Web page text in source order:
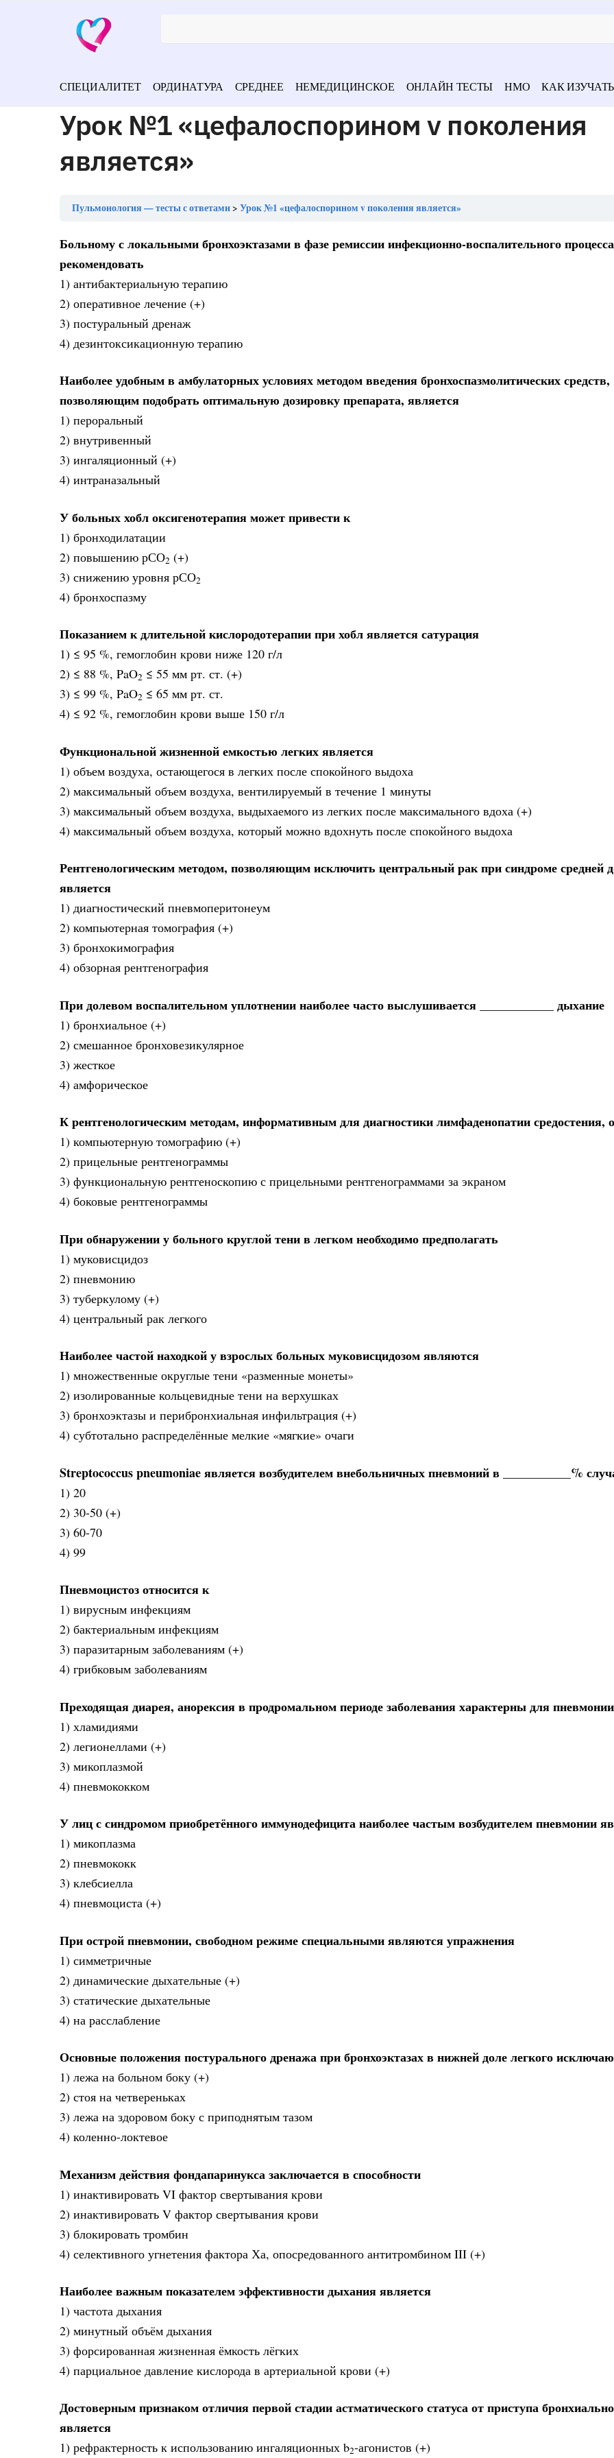
СПЕЦИАЛИТЕТ ОРДИНАТУРА СРЕДНЕЕ НЕМЕДИЦИНСКОЕ ОНЛАЙН ТЕСТЫ НМО КАК ИЗУЧАТЬ
Урок №1 «цефалоспорином v поколения
является»
Пульмонология — тесты с ответами Урок №1 «цефалоспорином v поколения является»
Больному с локальными бронхоэктазами в фазе ремиссии инфекционно-воспалительного процесса
рекомендовать
1) антибактериальную терапию
2) оперативное лечение (+)
3) постуральный дренаж
4) дезинтоксикационную терапию
Наиболее удобным в амбулаторных условиях методом введения бронхоспазмолитических средств,
позволяющим подобрать оптимальную дозировку препарата, является
1) пероральный
2) внутривенный
3) ингаляционный (+)
4) интраназальный
У больных хобл оксигенотерапия может привести к
1) бронходилатации
2) повышению рСО2 (+)
3) снижению уровня рСО2
4) бронхоспазму
Показанием к длительной кислородотерапии при хобл является сатурация
1) ≤ 95 %, гемоглобин крови ниже 120 г/л
2) ≤ 88 %, PaO2 ≤ 55 мм рт. ст. (+)
3) ≤ 99 %, PaO2 ≤ 65 мм рт. ст.
4) ≤ 92 %, гемоглобин крови выше 150 г/л
Функциональной жизненной емкостью легких является
1) объем воздуха, остающегося в легких после спокойного выдоха
2) максимальный объем воздуха, вентилируемый в течение 1 минуты
3) максимальный объем воздуха, выдыхаемого из легких после максимального вдоха (+)
4) максимальный объем воздуха, который можно вдохнуть после спокойного выдоха
Рентгенологическим методом, позволяющим исключить центральный рак при синдроме средней
является
1) диагностический пневмоперитонеум
2) компьютерная томография (+)
3) бронхокимография
4) обзорная рентгенография
При долевом воспалительном уплотнении наиболее часто выслушивается ____________ дыхание
1) бронхиальное (+)
2) смешанное бронховезикулярное
3) жесткое
4) амфорическое
К рентгенологическим методам, информативным для диагностики лимфаденопатии средостения,
1) компьютерную томографию (+)
2) прицельные рентгенограммы
3) функциональную рентгеноскопию с прицельными рентгенограммами за экраном
4) боковые рентгенограммы
При обнаружении у больного круглой тени в легком необходимо предполагать
1) муковисцидоз
2) пневмонию
3) туберкулому (+)
4) центральный рак легкого
Наиболее частой находкой у взрослых больных муковисцидозом являются
1) множественные округлые тени «разменные монеты»
2) изолированные кольцевидные тени на верхушках
3) бронхоэктазы и перибронхиальная инфильтрация (+)
4) субтотально распределённые мелкие «мягкие» очаги
Streptococcus pneumoniae является возбудителем внебольничных пневмоний в ___________%
1) 20
2) 30-50 (+)
3) 60-70
4) 99
Пневмоцистоз относится к
1) вирусным инфекциям
2) бактериальным инфекциям
3) паразитарным заболеваниям (+)
4) грибковым заболеваниям
Преходящая диарея, анорексия в продромальном периоде заболевания характерны для
1) хламидиями
2) легионеллами (+)
3) микоплазмой
4) пневмококком
У лиц с синдромом приобретённого иммунодефицита наиболее частым возбудителем пневмонии
1) микоплазма
2) пневмококк
3) клебсиелла
4) пневмоциста (+)
При острой пневмонии, свободном режиме специальными являются упражнения
1) симметричные
2) динамические дыхательные (+)
3) статические дыхательные
4) на расслабление
Основные положения постурального дренажа при бронхоэктазах в нижней доле легкого
1) лежа на больном боку (+)
2) стоя на четвереньках
3) лежа на здоровом боку с приподнятым тазом
4) коленно-локтевое
Механизм действия фондапаринукса заключается в способности
1) инактивировать VI фактор свертывания крови
2) инактивировать V фактор свертывания крови
3) блокировать тромбин
4) селективного угнетения фактора Ха, опосредованного антитромбином III (+)
Наиболее важным показателем эффективности дыхания является
1) частота дыхания
2) минутный объём дыхания
3) форсированная жизненная ёмкость лёгких
4) парциальное давление кислорода в артериальной крови (+)
Достоверным признаком отличия первой стадии астматического статуса от приступа
является
1) рефрактерность к использованию ингаляционных b2-агонистов (+)